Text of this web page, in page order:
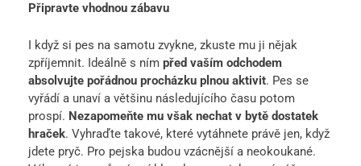
Připravte vhodnou zábavu
I když si pes na samotu zvykne, zkuste mu ji nějak
zpříjemnit. Ideálně s ním před vaším odchodem
absolvujte pořádnou procházku plnou aktivit. Pes se
vyřádí a unaví a většinu následujícího času potom
prospí. Nezapomeňte mu však nechat v bytě dostatek
hraček. Vyhraďte takové, které vytáhnete právě jen, když
jdete pryč. Pro pejska budou vzácnější a neokoukané.